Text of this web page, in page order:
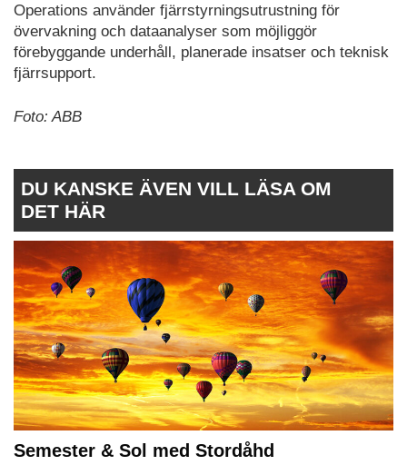
Operations använder fjärrstyrningsutrustning för
övervakning och dataanalyser som möjliggör
förebyggande underhåll, planerade insatser och teknisk
fjärrsupport.
Foto: ABB
DU KANSKE ÄVEN VILL LÄSA OM
DET HÄR
Semester & Sol med Stordåhd